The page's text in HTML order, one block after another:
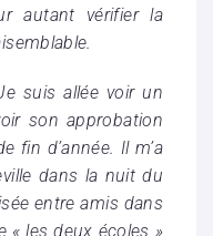
autant vérifier la
suis allée voir un
son approbation
fin d’année. Il m’a
dans la nuit du
entre amis dans
« les deux écoles »